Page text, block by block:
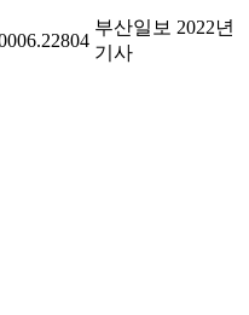
부산일보 2022년
기사